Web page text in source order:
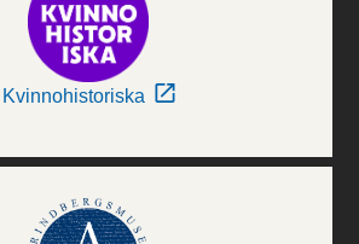
Kvinnohistoriska